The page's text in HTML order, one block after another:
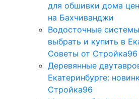
для обшивки дома
на Бахчиванджи
Водосточные
выбрать и купить в
Советы от
Деревянные
Екатеринбурге:
Стройка96